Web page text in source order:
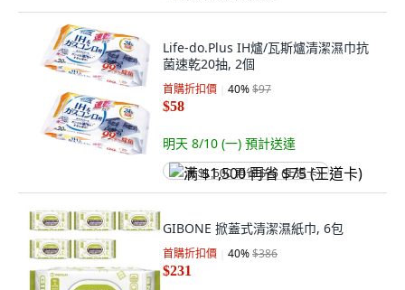
Life-do.Plus IH爐/瓦斯爐清潔濕巾抗
菌速乾20抽, 2個
首購折扣價 40%$97
$58
明天 8/10 (一) 預計送達
满 $1,500 再省 $75 (王道卡)
GIBONE 掀蓋式清潔濕紙巾, 6包
首購折扣價 40%$386
$231